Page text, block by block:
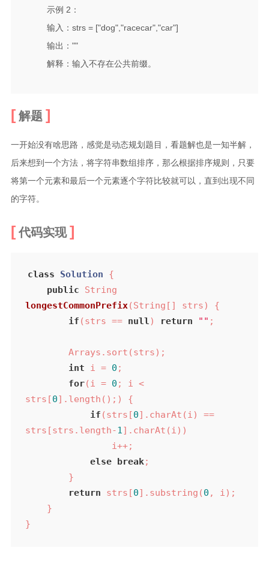
示例 2：
输入：strs = ["dog","racecar","car"]
输出：""
解释：输入不存在公共前缀。
解题
一开始没有啥思路，感觉是动态规划题目，看题解也是一知半解，
后来想到一个方法，将字符串数组排序，那么根据排序规则，只要
将第一个元素和最后一个元素逐个字符比较就可以，直到出现不同
的字符。
代码实现
class Solution
{
public
longestCommonPrefix(String[] strs)
{
if (strs == null) return "" ;
int i = 0 ;
for(i = 0 ; i <
strs[0].length();) {
if (strs[0].charAt(i) ==
strs[strs.length-1].charAt(i))
else break;
return strs[0].substring(0 , i);
}